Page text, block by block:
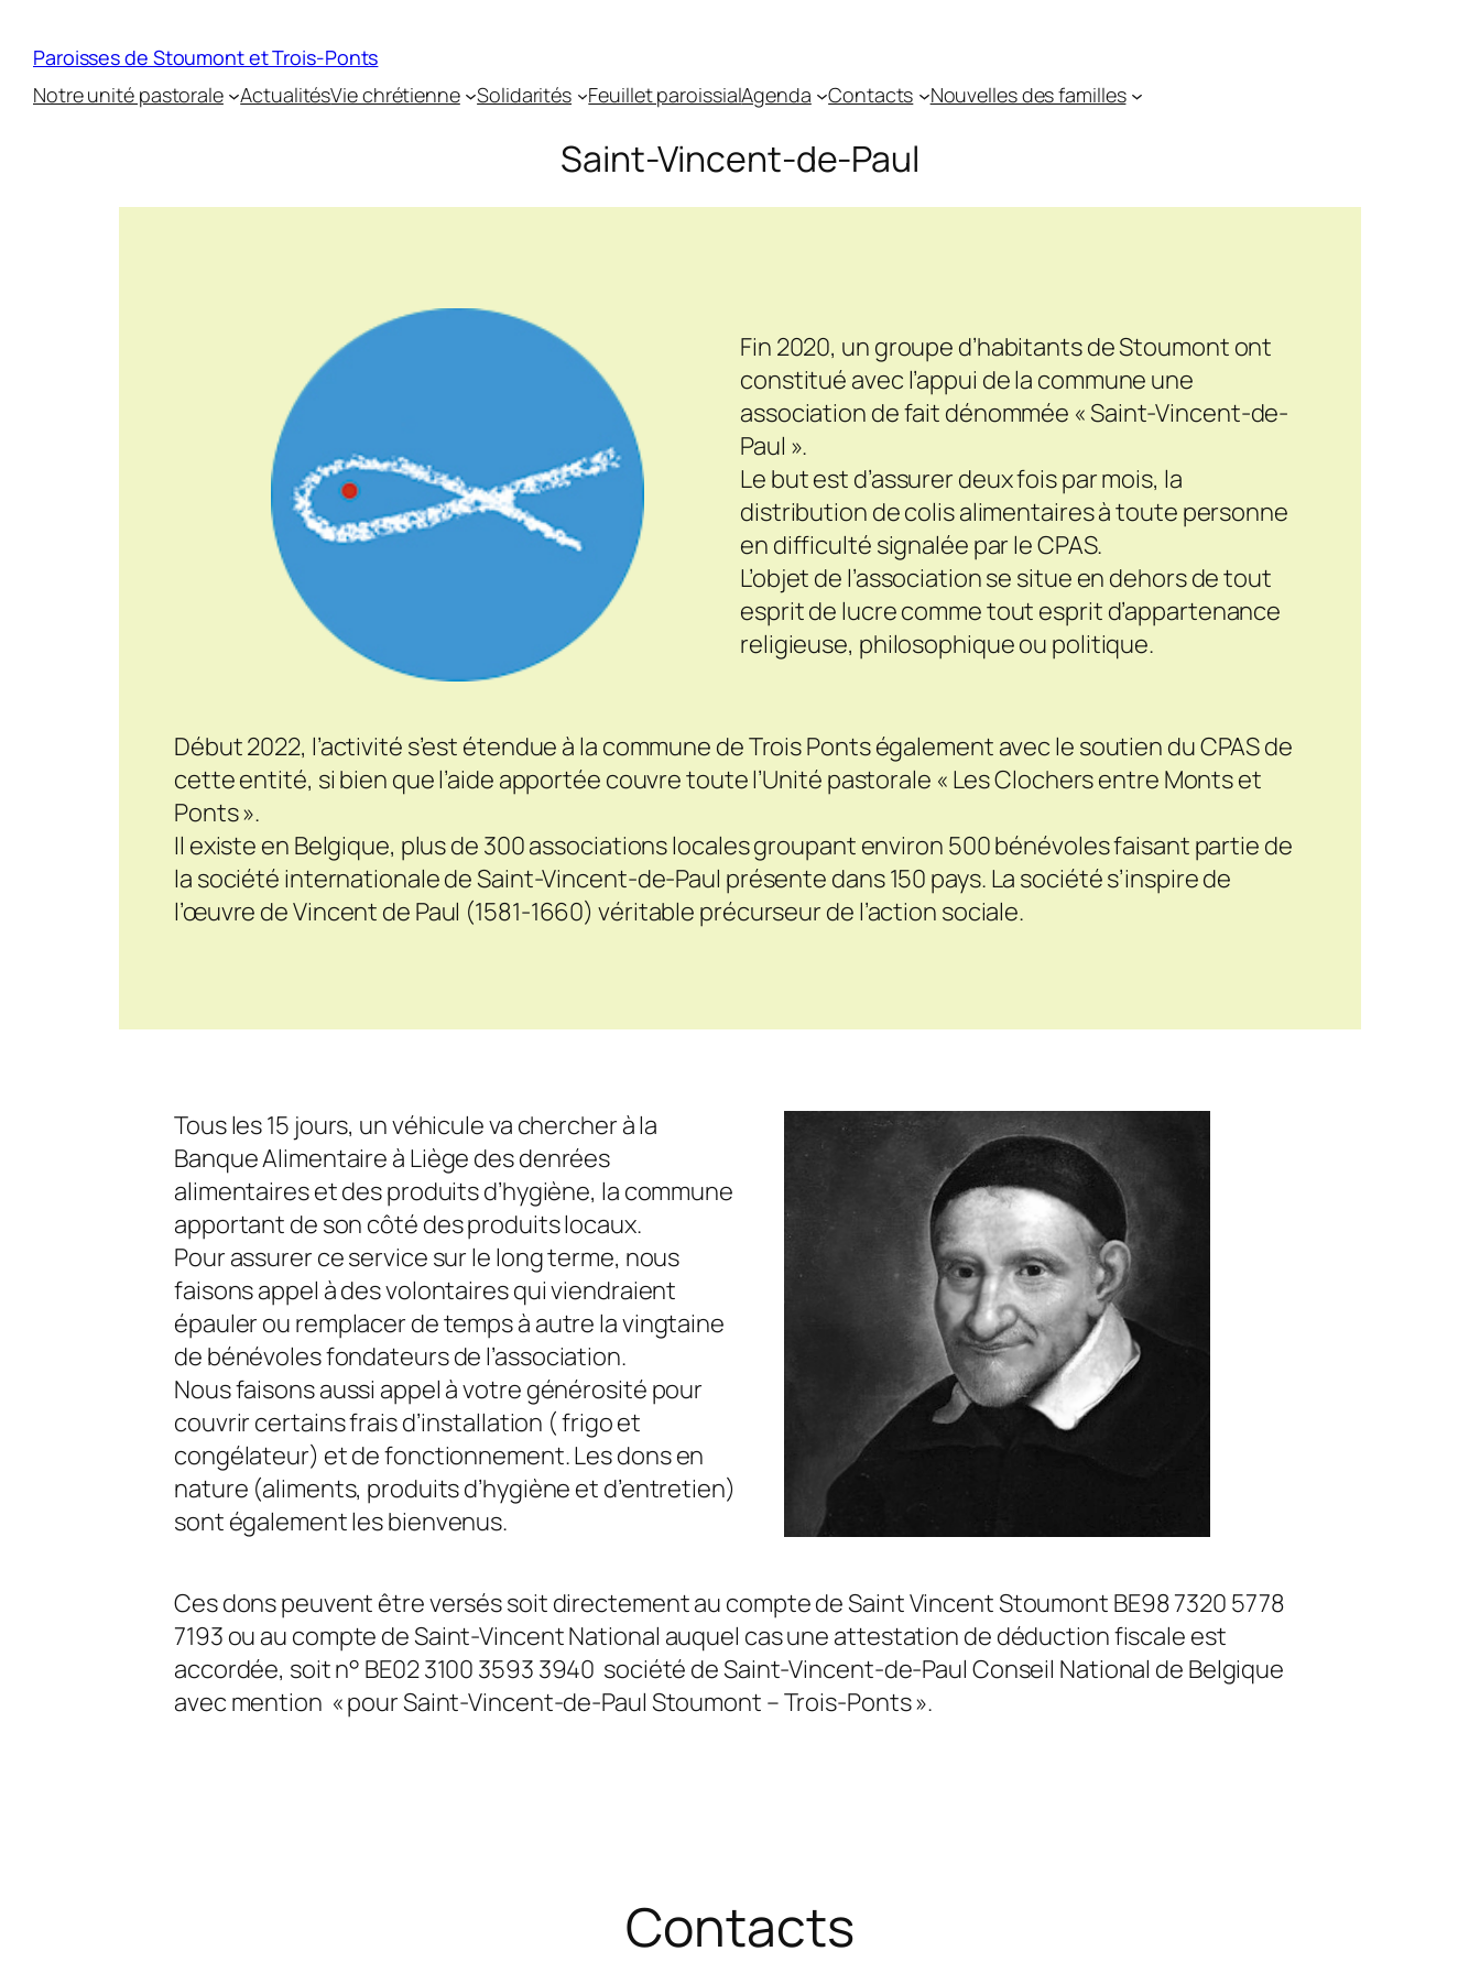
Paroisses de Stoumont et Trois-Ponts
Notre unité pastorale
ActualitésVie chrétienne Solidarités Feuillet paroissialAgenda Contacts Nouvelles des familles
Saint-Vincent-de-Paul
Fin 2020, un groupe d’habitants de Stoumont ont
constitué avec l’appui de la commune une
association de fait dénommée « Saint-Vincent-de-
Paul ».
Le but est d’assurer deux fois par mois, la
distribution de colis alimentaires à toute personne
en difficulté signalée par le CPAS.
L’objet de l’association se situe en dehors de tout
esprit de lucre comme tout esprit d’appartenance
religieuse, philosophique ou politique.
Début 2022, l’activité s’est étendue à la commune de Trois Ponts également avec le soutien du CPAS de
cette entité, si bien que l’aide apportée couvre toute l’Unité pastorale « Les Clochers entre Monts et
Ponts ».
Il existe en Belgique, plus de 300 associations locales groupant environ 500 bénévoles faisant partie de
la société internationale de Saint-Vincent-de-Paul présente dans 150 pays. La société s’inspire de
l’œuvre de Vincent de Paul (1581-1660) véritable précurseur de l’action sociale.
Tous les 15 jours, un véhicule va chercher à la
Banque Alimentaire à Liège des denrées
alimentaires et des produits d’hygiène, la commune
apportant de son côté des produits locaux.
Pour assurer ce service sur le long terme, nous
faisons appel à des volontaires qui viendraient
épauler ou remplacer de temps à autre la vingtaine
de bénévoles fondateurs de l’association.
Nous faisons aussi appel à votre générosité pour
couvrir certains frais d’installation ( frigo et
congélateur) et de fonctionnement. Les dons en
nature (aliments, produits d’hygiène et d’entretien)
sont également les bienvenus.
Ces dons peuvent être versés soit directement au compte de Saint Vincent Stoumont BE98 7320 5778
7193 ou au compte de Saint-Vincent National auquel cas une attestation de déduction fiscale est
accordée, soit n° BE02 3100 3593 3940 société de Saint-Vincent-de-Paul Conseil National de Belgique
avec mention « pour Saint-Vincent-de-Paul Stoumont – Trois-Ponts ».
Contacts